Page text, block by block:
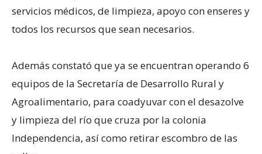
servicios médicos, de limpieza, apoyo con enseres y
todos los recursos que sean necesarios.
Además constató que ya se encuentran operando 6
equipos de la Secretaría de Desarrollo Rural y
Agroalimentario, para coadyuvar con el desazolve
y limpieza del río que cruza por la colonia
Independencia, así como retirar escombro de las